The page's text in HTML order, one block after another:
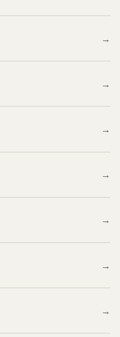
→
→
→
→
→
→
→